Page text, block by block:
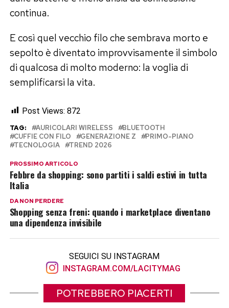
continua.
E così quel vecchio filo che sembrava morto e
sepolto è diventato improvvisamente il simbolo
di qualcosa di molto moderno: la voglia di
semplificarsi la vita.
Post Views: 872
TAG: AURICOLARI WIRELESS
BLUETOOTH
CUFFIE CON FILO
GENERAZIONE Z
PRIMO-PIANO
TECNOLOGIA
TREND 2026
PROSSIMO ARTICOLO
Febbre da shopping: sono partiti i saldi estivi in tutta
Italia
DA NON PERDERE
Shopping senza freni: quando i marketplace diventano
una dipendenza invisibile
SEGUICI SU INSTAGRAM
INSTAGRAM.COM/LACITYMAG
POTREBBERO PIACERTI